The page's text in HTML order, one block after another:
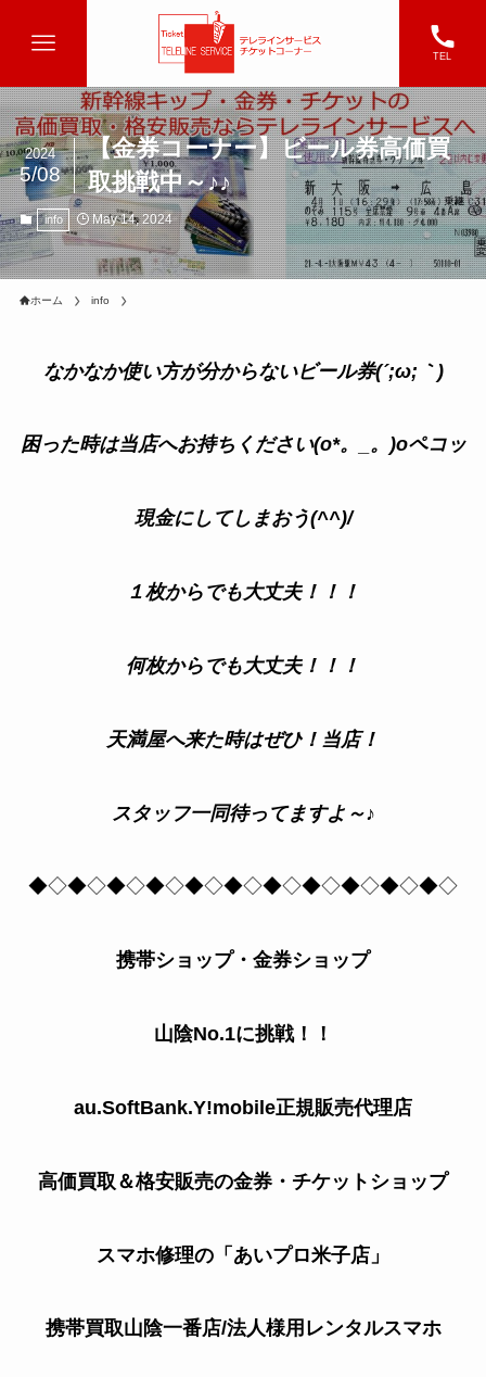
TEL
【金券コーナー】ビール券高価買
取挑戦中～♪♪
2024
5/08
info May 14, 2024
ホーム info
なかなか使い方が分からないビール券(´;ω;｀)
困った時は当店へお持ちください(o*。_。)oペコッ
現金にしてしまおう(^^)/
１枚からでも大丈夫！！！
何枚からでも大丈夫！！！
天満屋へ来た時はぜひ！当店！
スタッフ一同待ってますよ～♪
◆◇◆◇◆◇◆◇◆◇◆◇◆◇◆◇◆◇◆◇◆◇
携帯ショップ・金券ショップ
山陰No.1に挑戦！！
au.SoftBank.Y!mobile正規販売代理店
高価買取＆格安販売の金券・チケットショップ
スマホ修理の「あいプロ米子店」
携帯買取山陰一番店/法人様用レンタルスマホ